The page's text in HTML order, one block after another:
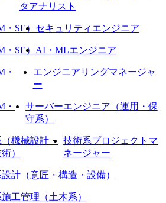
タアナリスト
・SE） セキュリティエンジニア
・SE） AI・MLエンジニア
・
エンジニアリングマネージャ
ー
・
サーバーエンジニア（運用・保
守系）
機械設計・
）
技術系プロジェクトマ
ネージャー
設計（意匠・構造・設備）
施工管理（土木系）